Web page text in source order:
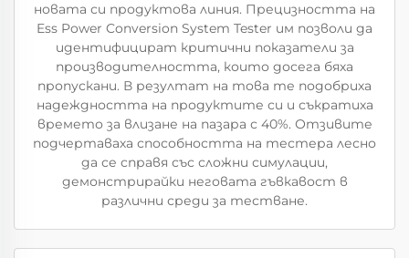
новата си продуктовa линия. Прецизността на
Ess Power Conversion System Tester им позволи да
идентифицират критични показатели за
производителността, които досега бяха
пропускани. В резултат на това те подобриха
надеждността на продуктите си и съкратиха
времето за влизане на пазара с 40%. Отзивите
подчертаваха способността на тестера лесно
да се справя със сложни симулации,
демонстрирайки неговата гъвкавост в
различни среди за тестване.